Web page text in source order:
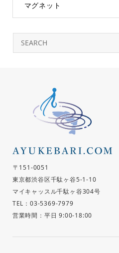
マグネット
〒151-0051
東京都渋谷区千駄ヶ谷5-1-10
マイキャッスル千駄ヶ谷304号
TEL：03-5369-7979
営業時間：平日 9:00-18:00